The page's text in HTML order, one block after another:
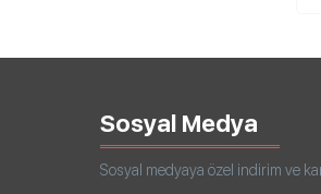
Sosyal Medya
Sosyal medyaya özel indirim ve